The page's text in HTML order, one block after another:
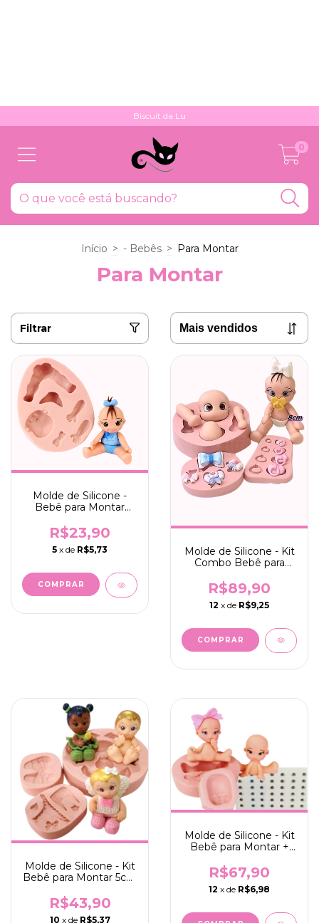
Biscuit da Lu
0
Início > - Bebês > Para Montar
Para Montar
Filtrar
Molde de Silicone -
Bebê para Montar
R$23,90
5 x de R$5,73
Molde de Silicone - Kit
Combo Bebê para
Acessórios + Olhos
Resinados 410M
R$89,90
12 x de R$9,25
Molde de Silicone - Kit
Bebê para Montar 5cm
Acessórios
R$43,90
10 x de R$5,37
Molde de Silicone - Kit
Bebê para Montar +
437PP
(BLK1035/437PP)
R$67,90
12 x de R$6,98